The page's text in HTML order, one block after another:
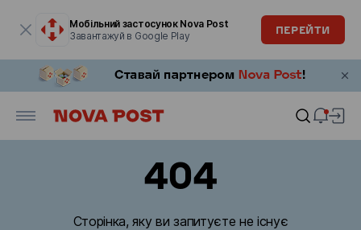
Мобільний застосунок Nova Post
Завантажуй в Google Play
ПЕРЕЙТИ
404
Сторінка, яку ви запитуєте не існує